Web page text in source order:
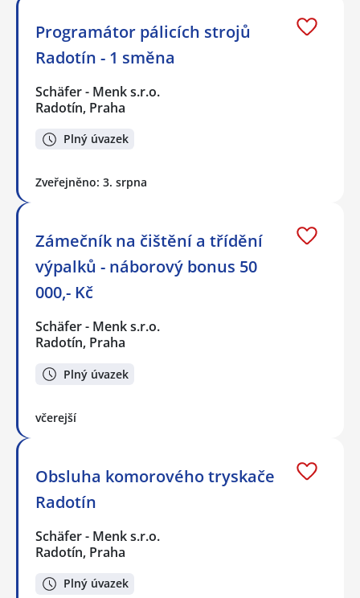
Programátor pálicích strojů
Radotín - 1 směna
Schäfer - Menk s.r.o.
Radotín, Praha
Plný úvazek
Zveřejněno: 3. srpna
Zámečník na čištění a třídění
výpalků - náborový bonus 50
000,- Kč
Schäfer - Menk s.r.o.
Radotín, Praha
Plný úvazek
včerejší
Obsluha komorového tryskače
Radotín
Schäfer - Menk s.r.o.
Radotín, Praha
Plný úvazek